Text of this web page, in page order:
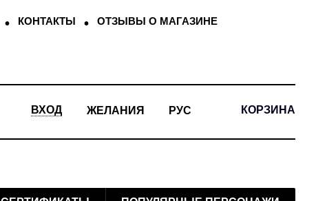
КОНТАКТЫ ОТЗЫВЫ О МАГАЗИНЕ
ВХОД ЖЕЛАНИЯ РУС КОРЗИНА